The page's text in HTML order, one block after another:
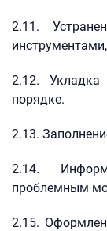
2.11.
2.12.
порядке.
2.13.
2.14.
проблемным
2.15.